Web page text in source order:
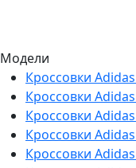
Модели
Кроссовки
Кроссовки
Кроссовки
Кроссовки
Кроссовки